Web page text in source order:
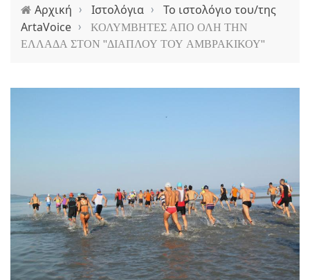
Αρχική › Ιστολόγια ›
Το ιστολόγιο του/της
ArtaVoice ›
ΚΟΛΥΜΒΗΤΕΣ ΑΠΟ ΟΛΗ ΤΗΝ
ΕΛΛΑΔΑ ΣΤΟΝ ''ΔΙΑΠΛΟΥ ΤΟΥ ΑΜΒΡΑΚΙΚΟΥ''